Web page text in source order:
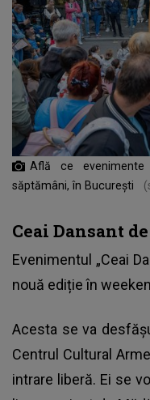
Află ce
săptămâni, în București
Ceai Dansant
Evenimentul „Ceai
nouă ediție în
Acesta se va
Centrul Cultural
intrare liberă. Ei se